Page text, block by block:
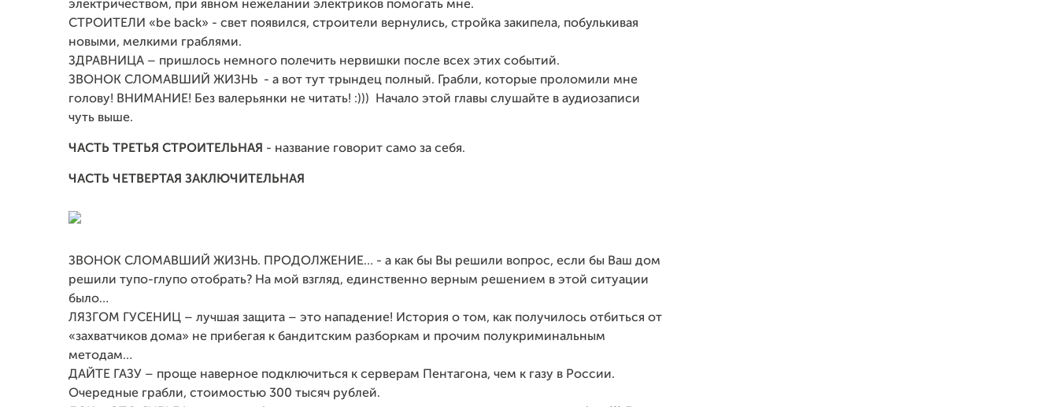
электричеством, при явном нежелании электриков помогать мне.
СТРОИТЕЛИ «be back» - свет появился, строители вернулись, стройка закипела, побулькивая
новыми, мелкими граблями.
ЗДРАВНИЦА – пришлось немного полечить нервишки после всех этих событий.
ЗВОНОК СЛОМАВШИЙ ЖИЗНЬ - а вот тут трындец полный. Грабли, которые проломили мне
голову! ВНИМАНИЕ! Без валерьянки не читать! :)))
Начало этой главы слушайте в аудиозаписи
чуть выше.
ЧАСТЬ ТРЕТЬЯ СТРОИТЕЛЬНАЯ - название говорит само за себя.
ЧАСТЬ ЧЕТВЕРТАЯ ЗАКЛЮЧИТЕЛЬНАЯ
ЗВОНОК СЛОМАВШИЙ ЖИЗНЬ. ПРОДОЛЖЕНИЕ… - а как бы Вы решили вопрос, если бы Ваш дом
решили тупо-глупо отобрать? На мой взгляд, единственно верным решением в этой ситуации
было…
ЛЯЗГОМ ГУСЕНИЦ – лучшая защита – это нападение! История о том, как получилось отбиться от
«захватчиков дома» не прибегая к бандитским разборкам и прочим полукриминальным
методам…
ДАЙТЕ ГАЗУ – проще наверное подключиться к серверам Пентагона, чем к газу в России.
Очередные грабли, стоимостью 300 тысяч рублей.